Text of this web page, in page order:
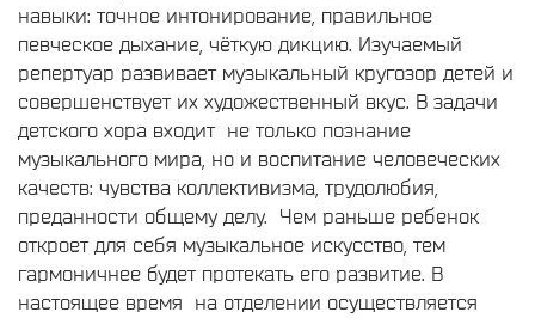
навыки: точное интонирование, правильное
певческое дыхание, чёткую дикцию. Изучаемый
репертуар развивает музыкальный кругозор детей и
совершенствует их художественный вкус. В задачи
детского хора входит не только познание
музыкального мира, но и воспитание человеческих
качеств: чувства коллективизма, трудолюбия,
преданности общему делу. Чем раньше ребенок
откроет для себя музыкальное искусство, тем
гармоничнее будет протекать его развитие. В
настоящее время на отделении осуществляется